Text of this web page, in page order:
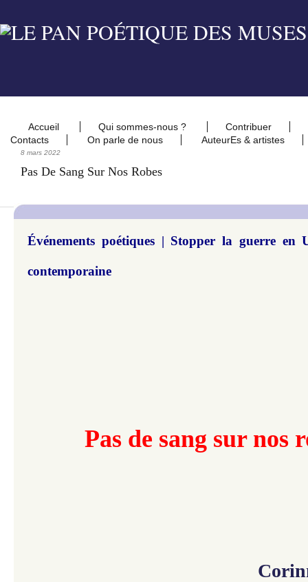
Accueil Qui sommes-nous ?
Contribuer
Contacts
On parle de nous AuteurEs & artistes
8 mars 2022
Pas De Sang Sur Nos Robes
Événements poétiques | Stopper la guerre en
contemporaine
Pas de sang sur nos